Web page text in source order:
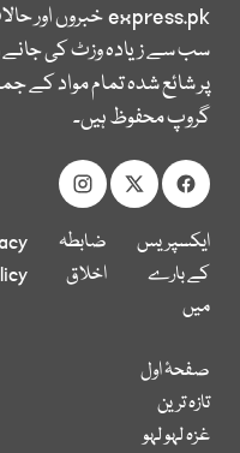
express.pkخبروں اور
سب سے زیادہ وزٹ کی
پر شائع شدہ تمام مواد کے
گروپ محفوظ ہیں۔
ایکسپریس
کے بارے
میں
ضابطہ
اخلاق
صفحۂ اول
تازہ ترین
غزہ لہو لہو